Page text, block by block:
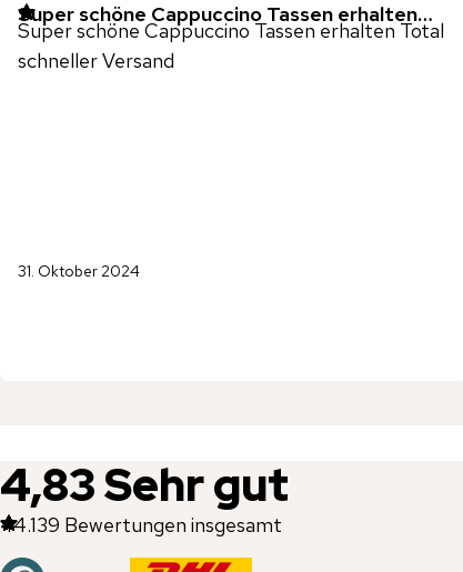
Super schöne Cappuccino Tassen erhalten…
Super schöne Cappuccino Tassen erhalten Total
schneller Versand
31. Oktober 2024
4,83Sehr gut
44.139 Bewertungen insgesamt